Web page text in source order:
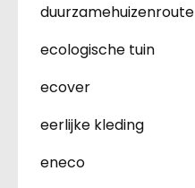
duurzamehuizenroute
ecologische tuin
ecover
eerlijke kleding
eneco